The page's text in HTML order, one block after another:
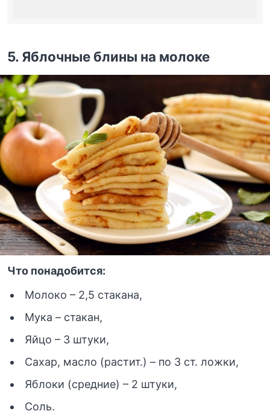
5. Яблочные блины на молоке
Что понадобится:
Молоко – 2,5 стакана,
Мука – стакан,
Яйцо – 3 штуки,
Сахар, масло (растит.) – по 3 ст. ложки,
Яблоки (средние) – 2 штуки,
Соль.